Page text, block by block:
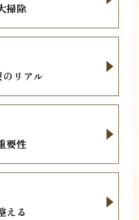
掃除
リアル
要性
える